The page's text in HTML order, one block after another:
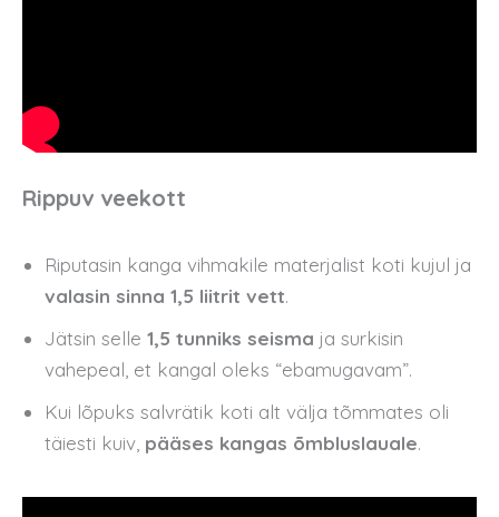
Rippuv veekott
Riputasin kanga vihmakile materjalist koti kujul ja
valasin sinna 1,5 liitrit vett.
Jätsin selle 1,5 tunniks seisma ja surkisin
vahepeal, et kangal oleks “ebamugavam”.
Kui lõpuks salvrätik koti alt välja tõmmates oli
täiesti kuiv, pääses kangas õmbluslauale.